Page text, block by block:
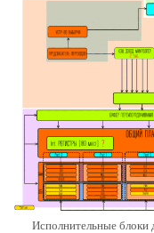
Исполнительные блоки